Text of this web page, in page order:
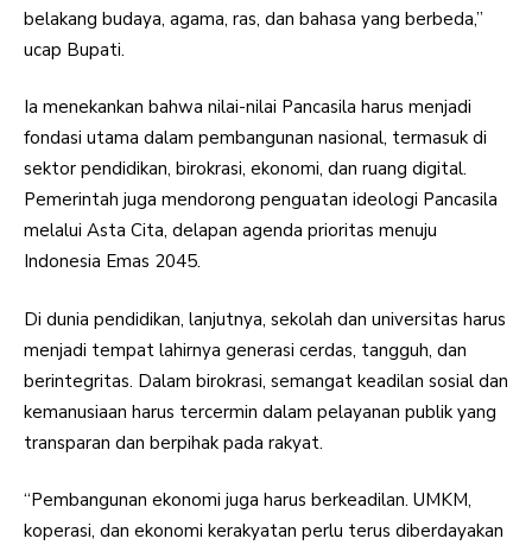
belakang budaya, agama, ras, dan bahasa yang berbeda,”
ucap Bupati.
Ia menekankan bahwa nilai-nilai Pancasila harus menjadi
fondasi utama dalam pembangunan nasional, termasuk di
sektor pendidikan, birokrasi, ekonomi, dan ruang digital.
Pemerintah juga mendorong penguatan ideologi Pancasila
melalui Asta Cita, delapan agenda prioritas menuju
Indonesia Emas 2045.
Di dunia pendidikan, lanjutnya, sekolah dan universitas harus
menjadi tempat lahirnya generasi cerdas, tangguh, dan
berintegritas. Dalam birokrasi, semangat keadilan sosial dan
kemanusiaan harus tercermin dalam pelayanan publik yang
transparan dan berpihak pada rakyat.
“Pembangunan ekonomi juga harus berkeadilan. UMKM,
koperasi, dan ekonomi kerakyatan perlu terus diberdayakan